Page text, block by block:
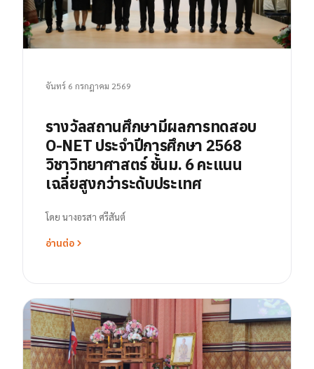
จันทร์ 6 กรกฎาคม 2569
รางวัลสถานศึกษามีผลการทดสอบ
O-NET ประจำปีการศึกษา 2568
วิชาวิทยาศาสตร์ ชั้นม. 6 คะแนน
เฉลี่ยสูงกว่าระดับประเทศ
โดย นางอรสา ศรีสันต์
อ่านต่อ